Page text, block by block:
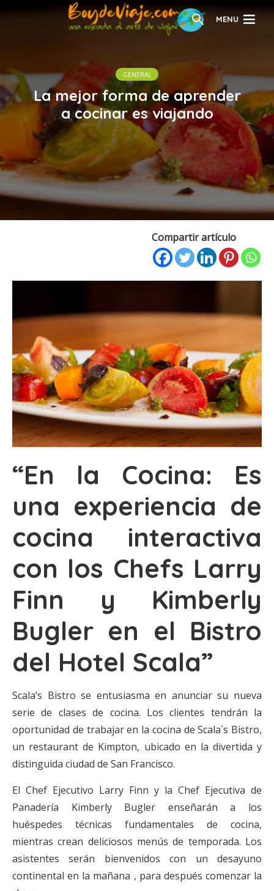
MENU
GENERAL
La mejor forma de aprender
a cocinar es viajando
Compartir artículo
“En la Cocina: Es
una experiencia de
cocina interactiva
con los Chefs Larry
Finn y Kimberly
Bugler en el Bistro
del Hotel Scala”
Scala’s Bistro se entusiasma en anunciar su nueva
serie de clases de cocina. Los clientes tendrán la
oportunidad de trabajar en la cocina de Scala´s Bistro,
un restaurant de Kimpton, ubicado en la divertida y
distinguida ciudad de San Francisco.
El Chef Ejecutivo Larry Finn y la Chef Ejecutiva de
Panadería Kimberly Bugler enseñarán a los
huéspedes técnicas fundamentales de cocina,
mientras crean deliciosos menús de temporada. Los
asistentes serán bienvenidos con un desayuno
continental en la mañana , para después comenzar la